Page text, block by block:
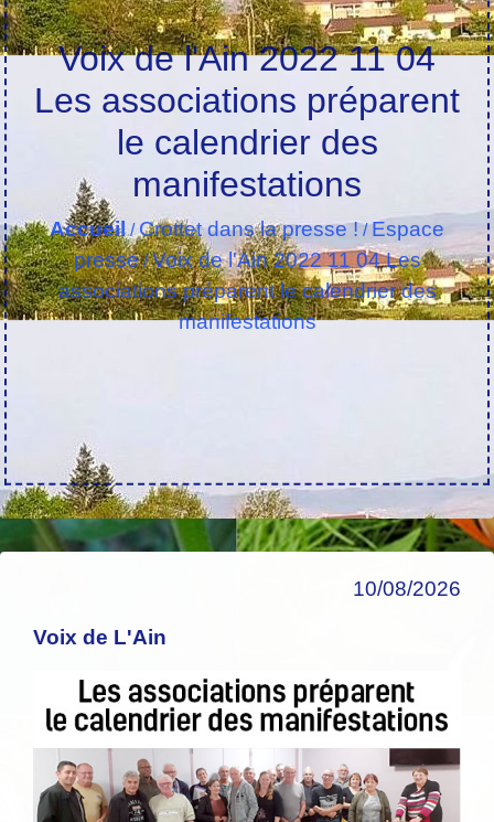
Voix de l'Ain 2022 11 04
Les associations préparent
le calendrier des
manifestations
Accueil/Crottet dans la presse !/Espace
presse/Voix de l'Ain 2022 11 04 Les
associations préparent le calendrier des
manifestations
10/08/2026
Voix de L'Ain